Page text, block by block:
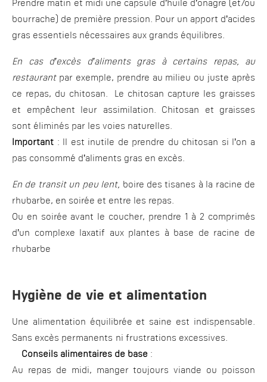
Prendre matin et midi une capsule d’huile d’onagre (et/ou
bourrache) de première pression. Pour un apport d’acides
gras essentiels nécessaires aux grands équilibres.
En cas d’excès d’aliments gras à certains repas, au
restaurantpar exemple, prendre au milieu ou juste après
ce repas, du chitosan. Le chitosan capture les graisses
et empêchent leur assimilation. Chitosan et graisses
sont éliminés par les voies naturelles.
Important : Il est inutile de prendre du chitosan si l’on a
pas consommé d’aliments gras en excès.
En de transit un peu lent, boire des tisanes à la racine de
rhubarbe, en soirée et entre les repas.
Ou en soirée avant le coucher, prendre 1 à 2 comprimés
d’un complexe laxatif aux plantes à base de racine de
rhubarbe
Hygiène de vie et alimentation
Une alimentation équilibrée et saine est indispensable.
Sans excès permanents ni frustrations excessives.
Conseils alimentaires de base :
Au repas de midi, manger toujours viande ou poisson